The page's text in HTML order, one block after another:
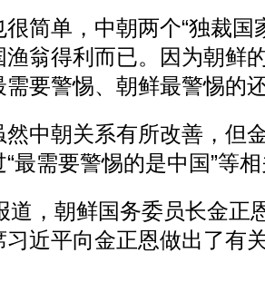
简单，中朝两个“独裁国
渔翁得利而已。因为朝鲜
需要警惕、朝鲜最警惕的
然中朝关系有所改善，但
“最需要警惕的是中国”等
道，朝鲜国务委员长金正
习近平向金正恩做出了有